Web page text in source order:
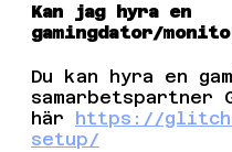
Kan jag hyra en
gamingdator/
Du kan hyra en
samarbetspartner
här
https://
setup/